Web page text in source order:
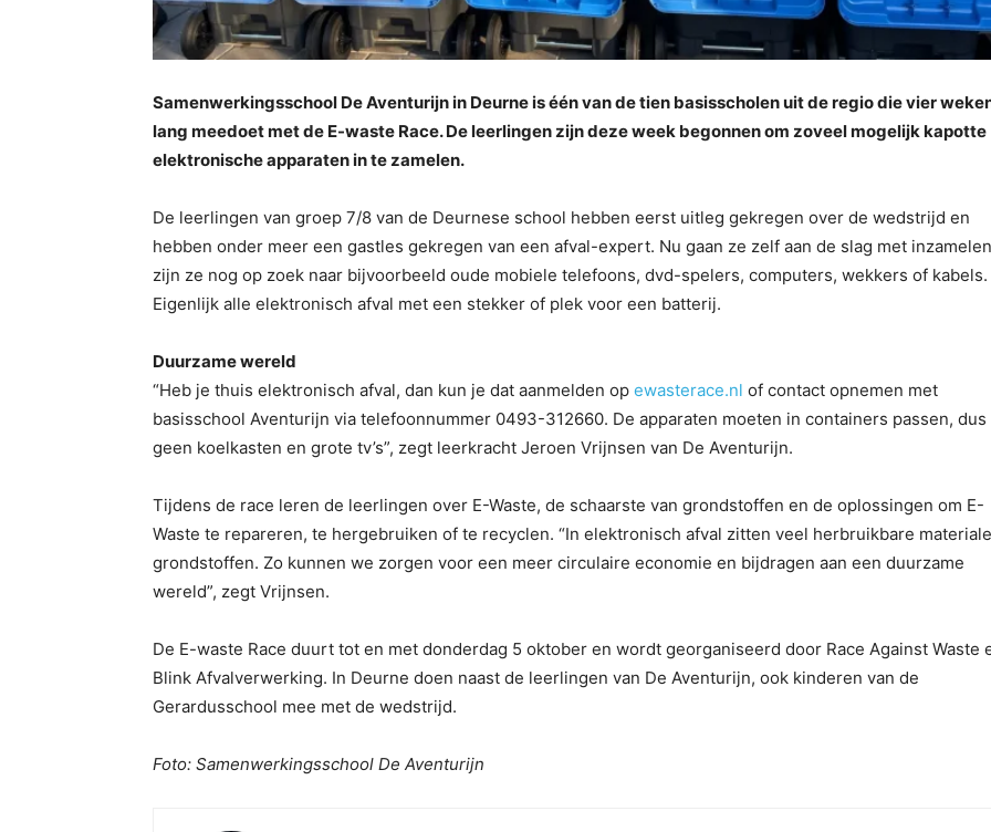
Samenwerkingsschool De Aventurijn in Deurne is één van de tien basisscholen uit de regio die vier
lang meedoet met de E-waste Race. De leerlingen zijn deze week begonnen om zoveel mogelijk kapotte
elektronische apparaten in te zamelen.
De leerlingen van groep 7/8 van de Deurnese school hebben eerst uitleg gekregen over de wedstrijd en
hebben onder meer een gastles gekregen van een afval-expert. Nu gaan ze zelf aan de slag met
zijn ze nog op zoek naar bijvoorbeeld oude mobiele telefoons, dvd-spelers, computers, wekkers of kabels.
Eigenlijk alle elektronisch afval met een stekker of plek voor een batterij.
Duurzame wereld
“Heb je thuis elektronisch afval, dan kun je dat aanmelden op ewasterace.nl of contact opnemen met
basisschool Aventurijn via telefoonnummer 0493-312660. De apparaten moeten in containers passen, dus
geen koelkasten en grote tv’s”, zegt leerkracht Jeroen Vrijnsen van De Aventurijn.
Tijdens de race leren de leerlingen over E-Waste, de schaarste van grondstoffen en de oplossingen om E-
Waste te repareren, te hergebruiken of te recyclen. “In elektronisch afval zitten veel herbruikbare
grondstoffen. Zo kunnen we zorgen voor een meer circulaire economie en bijdragen aan een duurzame
wereld”, zegt Vrijnsen.
De E-waste Race duurt tot en met donderdag 5 oktober en wordt georganiseerd door Race Against Waste
Blink Afvalverwerking. In Deurne doen naast de leerlingen van De Aventurijn, ook kinderen van de
Gerardusschool mee met de wedstrijd.
Foto: Samenwerkingsschool De Aventurijn